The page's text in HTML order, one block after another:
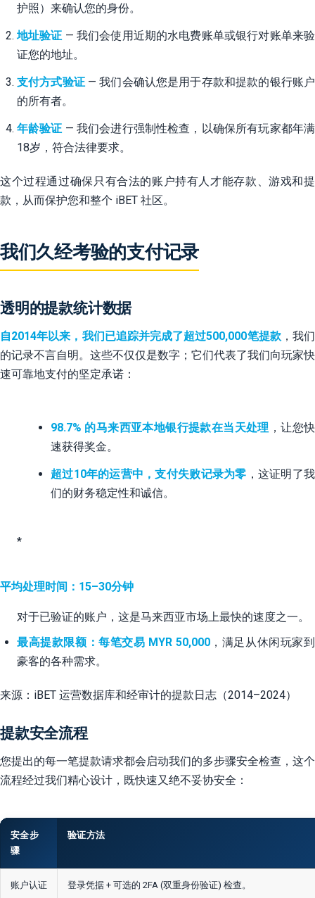
护照）来确认您的身份。
地址验证 — 我们会使用近期的水电费账单或银行对账单来验
证您的地址。
支付方式验证— 我们会确认您是用于存款和提款的银行账户
的所有者。
年龄验证 — 我们会进行强制性检查，以确保所有玩家都年满
18岁，符合法律要求。
这个过程通过确保只有合法的账户持有人才能存款、游戏和提
款，从而保护您和整个 iBET 社区。
我们久经考验的支付记录
透明的提款统计数据
自2014年以来，我们已追踪并完成了超过500,000笔提款，我们
的记录不言自明。这些不仅仅是数字；它们代表了我们向玩家快
速可靠地支付的坚定承诺：
98.7% 的马来西亚本地银行提款在当天处理 ，让您快
速获得奖金。
超过10年的运营中，支付失败记录为零 ，这证明了我
们的财务稳定性和诚信。
*
平均处理时间：15–30分钟
对于已验证的账户，这是马来西亚市场上最快的速度之一。
最高提款限额：每笔交易 MYR 50,000，满足从休闲玩家到
豪客的各种需求。
来源：iBET 运营数据库和经审计的提款日志（2014–2024）
提款安全流程
您提出的每一笔提款请求都会启动我们的多步骤安全检查，这个
流程经过我们精心设计，既快速又绝不妥协安全：
安全步
骤
验证方法
账户认证 登录凭据 + 可选的 2FA (双重身份验证) 检查。